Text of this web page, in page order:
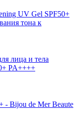
UV Gel SPF50+
тона к
лица и тела
PA++++
- Bijou de Mer Beaute